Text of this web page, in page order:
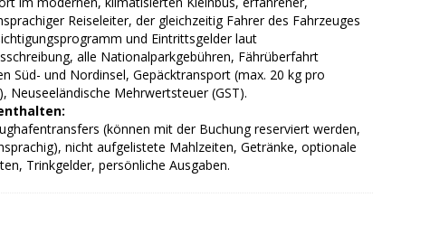
Reiseleiter, der gleichzeitig Fahrer des Fahrzeuges
und Eintrittsgelder laut
alle Nationalparkgebühren, Fährüberfahrt
Süd- und Nordinsel, Gepäcktransport (max. 20 kg pro
Neuseeländische Mehrwertsteuer (GST).
(können mit der Buchung reserviert werden,
nicht aufgelistete Mahlzeiten, Getränke, optionale
Trinkgelder, persönliche Ausgaben.